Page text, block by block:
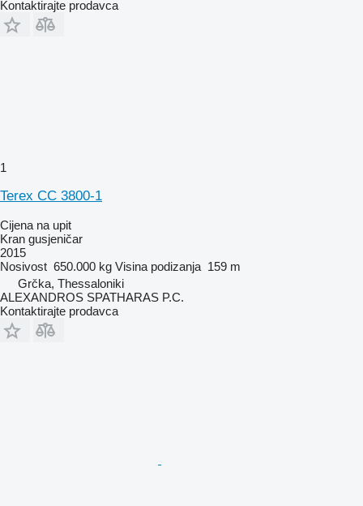
Kontaktirajte prodavca
1
Terex CC 3800-1
Cijena na upit
Kran gusjeničar
2015
Nosivost 650.000 kg Visina podizanja 159 m
Grčka, Thessaloniki
ALEXANDROS SPATHARAS P.C.
Kontaktirajte prodavca